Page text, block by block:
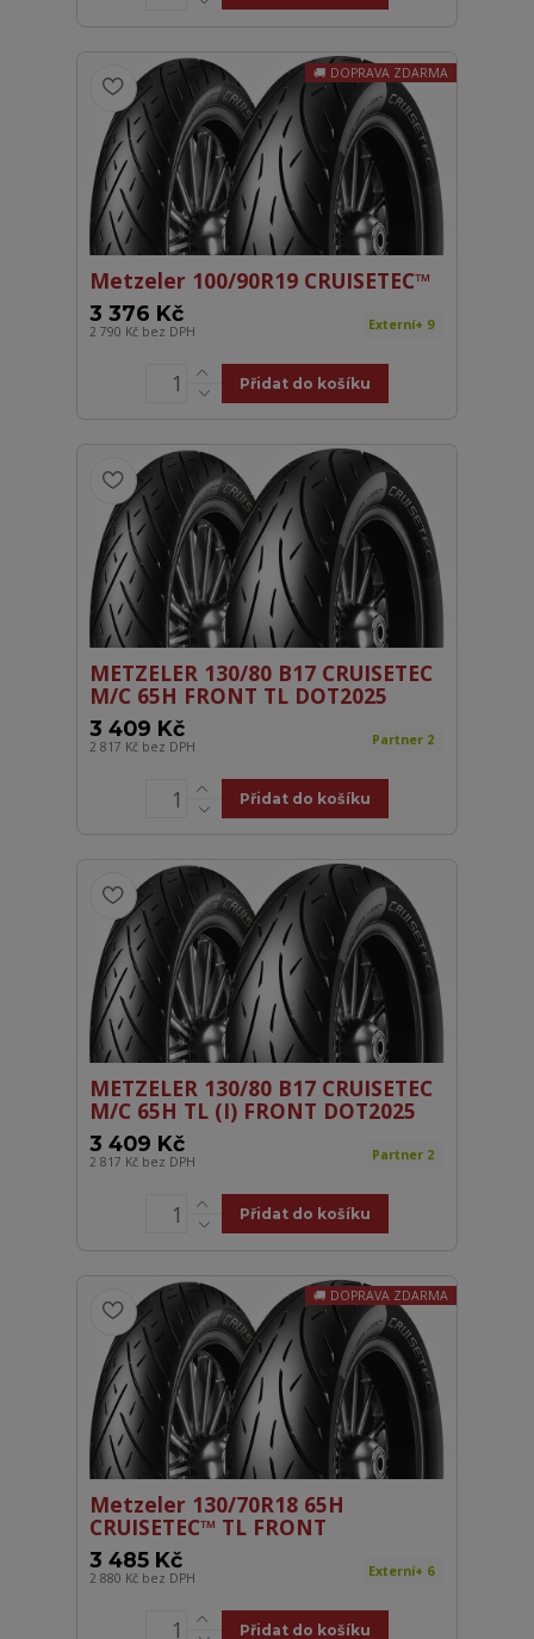
DOPRAVA ZDARMA
Metzeler 100/90R19 CRUISETEC™
3 376 Kč
2 790 Kč bez DPH Externí+ 9
Přidat do košíku
METZELER 130/80 B17 CRUISETEC
M/C 65H FRONT TL DOT2025
3 409 Kč
2 817 Kč bez DPH Partner 2
Přidat do košíku
METZELER 130/80 B17 CRUISETEC
M/C 65H TL (I) FRONT DOT2025
3 409 Kč
2 817 Kč bez DPH Partner 2
Přidat do košíku
DOPRAVA ZDARMA
Metzeler 130/70R18 65H
CRUISETEC™ TL FRONT
3 485 Kč
2 880 Kč bez DPH Externí+ 6
Přidat do košíku